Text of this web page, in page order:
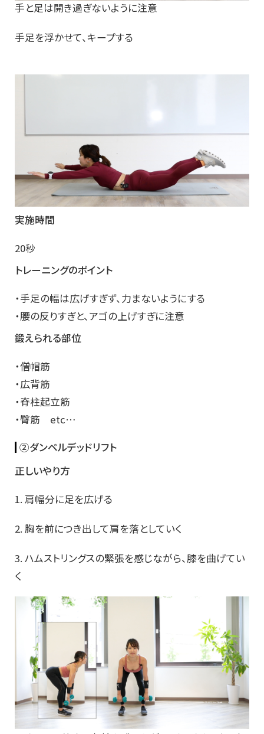
手と足は開き過ぎないように注意
手足を浮かせて、キープする
実施時間
20秒
トレーニングのポイント
・手足の幅は広げすぎず、力まないようにする
・腰の反りすぎと、アゴの上げすぎに注意
鍛えられる部位
・僧帽筋
・広背筋
・脊柱起立筋
・臀筋 etc…
②ダンベルデッドリフト
正しいやり方
1. 肩幅分に足を広げる
2. 胸を前につき出して肩を落としていく
3. ハムストリングスの緊張を感じながら、膝を曲げてい
く